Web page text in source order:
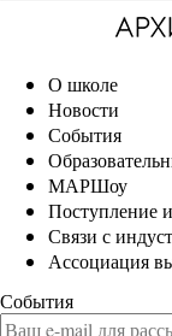
О школе
Новости
События
МАРШоу
Поступление
Связи с
Ассоциация
События